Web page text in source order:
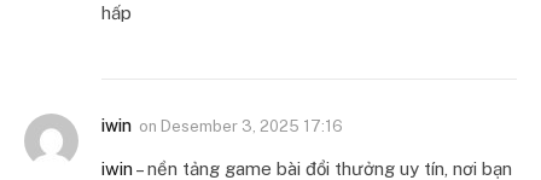
hấp
iwin on Desember 3, 2025 17:16
iwin – nền tảng game bài đổi thưởng uy tín, nơi bạn